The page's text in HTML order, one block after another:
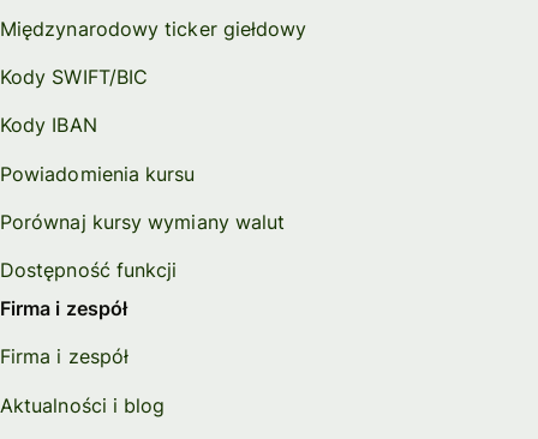
Międzynarodowy ticker giełdowy
Kody SWIFT/BIC
Kody IBAN
Powiadomienia kursu
Porównaj kursy wymiany walut
Dostępność funkcji
Firma i zespół
Firma i zespół
Aktualności i blog